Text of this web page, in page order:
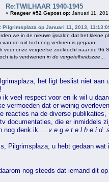
Re:TWILHAAR 1940-1945
« Reageer #52 Gepost op: Januari 11,
Pilgrimsplaza op Januari 11, 2013,
we in de nieuwe ijssalon dat het kleine
van de ruit toch nog verloren is gegaan.
voor onze vergeefse zoektocht naar de 96
iets verdwenen in de vergetelheidszee
het ligt beslist niet aan
ik veel respect voor en ik wil u
vermoeden dat er weinig
reacties na de diverse publikaties,
documentaties, die er inmiddels
nog denk ik .....v e g e t e l h e i d
Pilgrimsplaza, u hebt gedaan
nog steeds dat iemand dit